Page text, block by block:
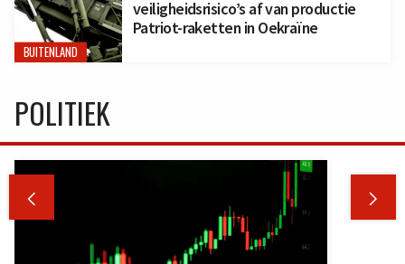
BUITENLAND
veiligheidsrisico’s af van productie
Patriot-raketten in Oekraïne
POLITIEK
 